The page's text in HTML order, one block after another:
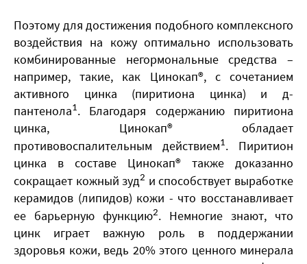
Поэтому для достижения подобного комплексного
воздействия на кожу оптимально использовать
комбинированные негормональные средства –
например, такие, как Цинокап®, с сочетанием
активного цинка (пиритиона цинка) и д-
пантенола1. Благодаря содержанию пиритиона
цинка, Цинокап® обладает
противовоспалительным действием1. Пиритион
цинка в составе Цинокап® также доказанно
сокращает кожный зуд2 и способствует выработке
керамидов (липидов) кожи - что восстанавливает
ее барьерную функцию2. Немногие знают, что
цинк играет важную роль в поддержании
здоровья кожи, ведь 20% этого ценного минерала